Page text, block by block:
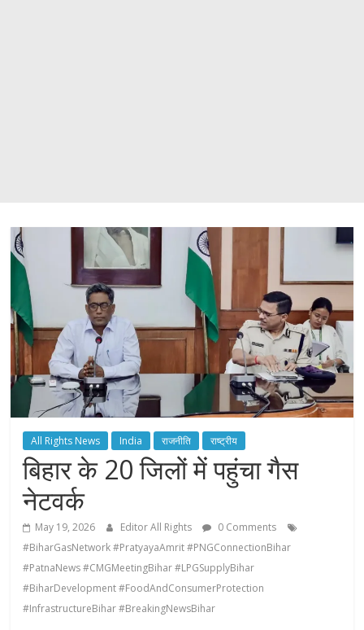
All Rights News India राजनीति राष्ट्रीय
बिहार के 20 जिलों में पहुंचा गैस
नेटवर्क
May 19, 2026 Editor All Rights
0 Comments
#BiharGasNetwork #PratyayaAmrit #PNGConnectionBihar
#PatnaNews #CMGMeetingBihar #LPGSupplyBihar
#BiharDevelopment #FoodAndConsumerProtection
#InfrastructureBihar #BreakingNewsBihar